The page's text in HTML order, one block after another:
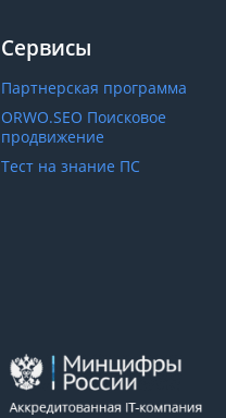
Сервисы
Партнерская программа
ORWO.SEO Поисковое
продвижение
Тест на знание ПС